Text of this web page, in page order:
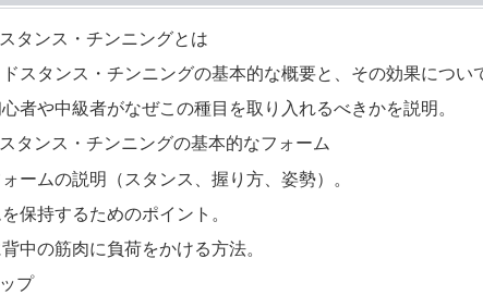
タンス・チンニングとは
スタンス・チンニングの基本的な概要と、その効果につい
者や中級者がなぜこの種目を取り入れるべきかを説明。
タンス・チンニングの基本的なフォーム
ームの説明（スタンス、握り方、姿勢）。
保持するためのポイント。
中の筋肉に負荷をかける方法。
プ